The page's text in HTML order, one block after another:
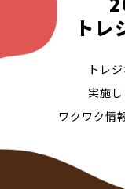
トレ
トレ
実施
ワクワク情